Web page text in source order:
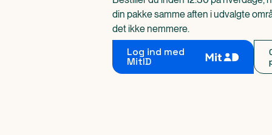
din pakke samme aften i udvalgte
det ikke nemmere.
Log ind med
MitID